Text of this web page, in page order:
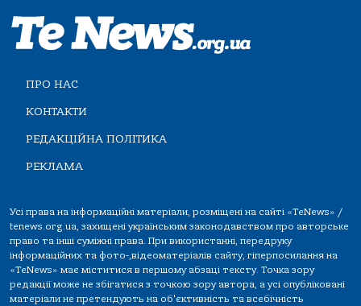
ПРО НАС
КОНТАКТИ
РЕДАКЦІЙНА ПОЛІТИКА
РЕКЛАМА
Усі права на інформаційні матеріали, розміщені на сайті «TeNews» /
tenews.org.ua, захищені українським законодавством про авторське
право та інші суміжні права. При використанні, передруку
інформаційних та фото-,відеоматеріалів сайту, гіперпосилання на
«TeNews» має міститися в першому абзаці тексту. Точка зору
редакції може не збігатися з точкою зору автора, а усі опубліковані
матеріали не претендують на об'єктивність та всебічність